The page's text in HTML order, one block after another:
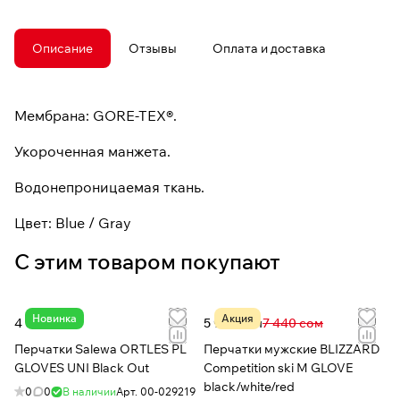
Описание Отзывы Оплата и доставка
Мембрана: GORE-TEX®.
Укороченная манжета.
Водонепроницаемая ткань.
Цвет: Blue / Gray
С этим товаром покупают
Новинка
4 030 сом
Перчатки Salewa ORTLES PL
GLOVES UNI Black Out
0 0 В наличииАрт. 00-029219
Акция
5 952 сом7 440 сом
Перчатки мужские BLIZZARD
Competition ski M GLOVE
black/white/red